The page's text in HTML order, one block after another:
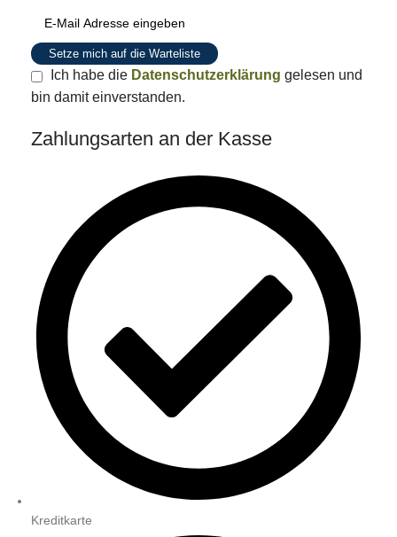
Setze mich auf die Warteliste
Ich habe die Datenschutzerklärung gelesen und
bin damit einverstanden.
Zahlungsarten an der Kasse
Kreditkarte